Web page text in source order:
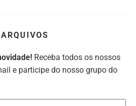
Receba todos os nossos
e participe do nosso grupo do